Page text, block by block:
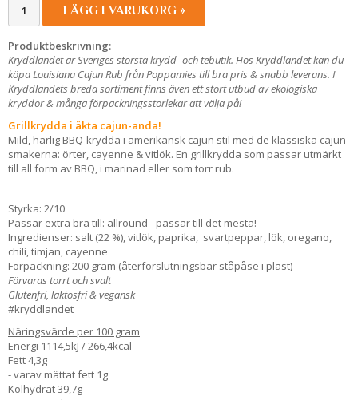
LÄGG I VARUKORG »
Produktbeskrivning:
Kryddlandet är Sveriges största krydd- och tebutik. Hos Kryddlandet kan du
köpa Louisiana Cajun Rub från Poppamies till bra pris & snabb leverans. I
Kryddlandets breda sortiment finns även ett stort utbud av ekologiska
kryddor & många förpackningsstorlekar att välja på!
Grillkrydda i äkta cajun-anda!
Mild, härlig BBQ-krydda i amerikansk cajun stil med de klassiska cajun
smakerna: örter, cayenne & vitlök. En grillkrydda som passar utmärkt
till all form av BBQ, i marinad eller som torr rub.
Styrka: 2/10
Passar extra bra till: allround - passar till det mesta!
Ingredienser: salt (22 %), vitlök, paprika, svartpeppar, lök, oregano,
chili, timjan, cayenne
Förpackning: 200 gram (återförslutningsbar ståpåse i plast)
Förvaras torrt och svalt
Glutenfri, laktosfri & vegansk
#kryddlandet
Näringsvärde per 100 gram
Energi 1114,5kJ / 266,4kcal
Fett 4,3g
- varav mättat fett 1g
Kolhydrat 39,7g